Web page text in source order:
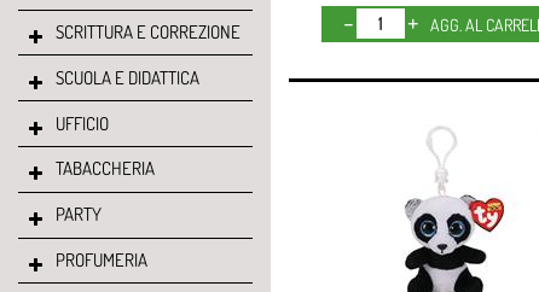
SCRITTURA E CORREZIONE
SCUOLA E DIDATTICA
UFFICIO
TABACCHERIA
PARTY
PROFUMERIA
Quantità
AGG. AL